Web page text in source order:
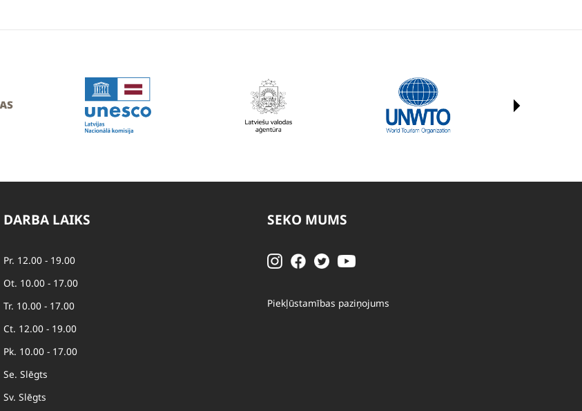
DARBA LAIKS
Pr. 12.00 - 19.00
Ot. 10.00 - 17.00
Tr. 10.00 - 17.00
Ct. 12.00 - 19.00
Pk. 10.00 - 17.00
Se. Slēgts
Sv. Slēgts
SEKO MUMS
Piekļūstamības paziņojums